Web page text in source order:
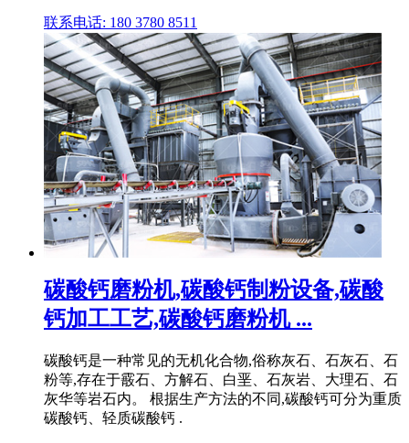
联系电话: 180 3780 8511
碳酸钙磨粉机,碳酸钙制粉设备,碳酸
钙加工工艺,碳酸钙磨粉机 ...
碳酸钙是一种常见的无机化合物,俗称灰石、石灰石、石
粉等,存在于霰石、方解石、白垩、石灰岩、大理石、石
灰华等岩石内。 根据生产方法的不同,碳酸钙可分为重质
碳酸钙、轻质碳酸钙 .